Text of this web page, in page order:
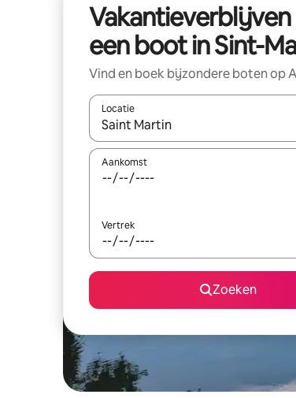
een boot in Sint-
Vind en boek bijzondere boten op
Locatie
Wanneer er resultaten beschikbaar
Aankomst
Vertrek
Zoeken